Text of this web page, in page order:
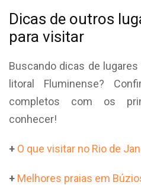
Dicas de outros
para visitar
Buscando dicas de
litoral Fluminense?
completos com os
conhecer!
+ O que visitar no Rio de
+ Melhores praias em